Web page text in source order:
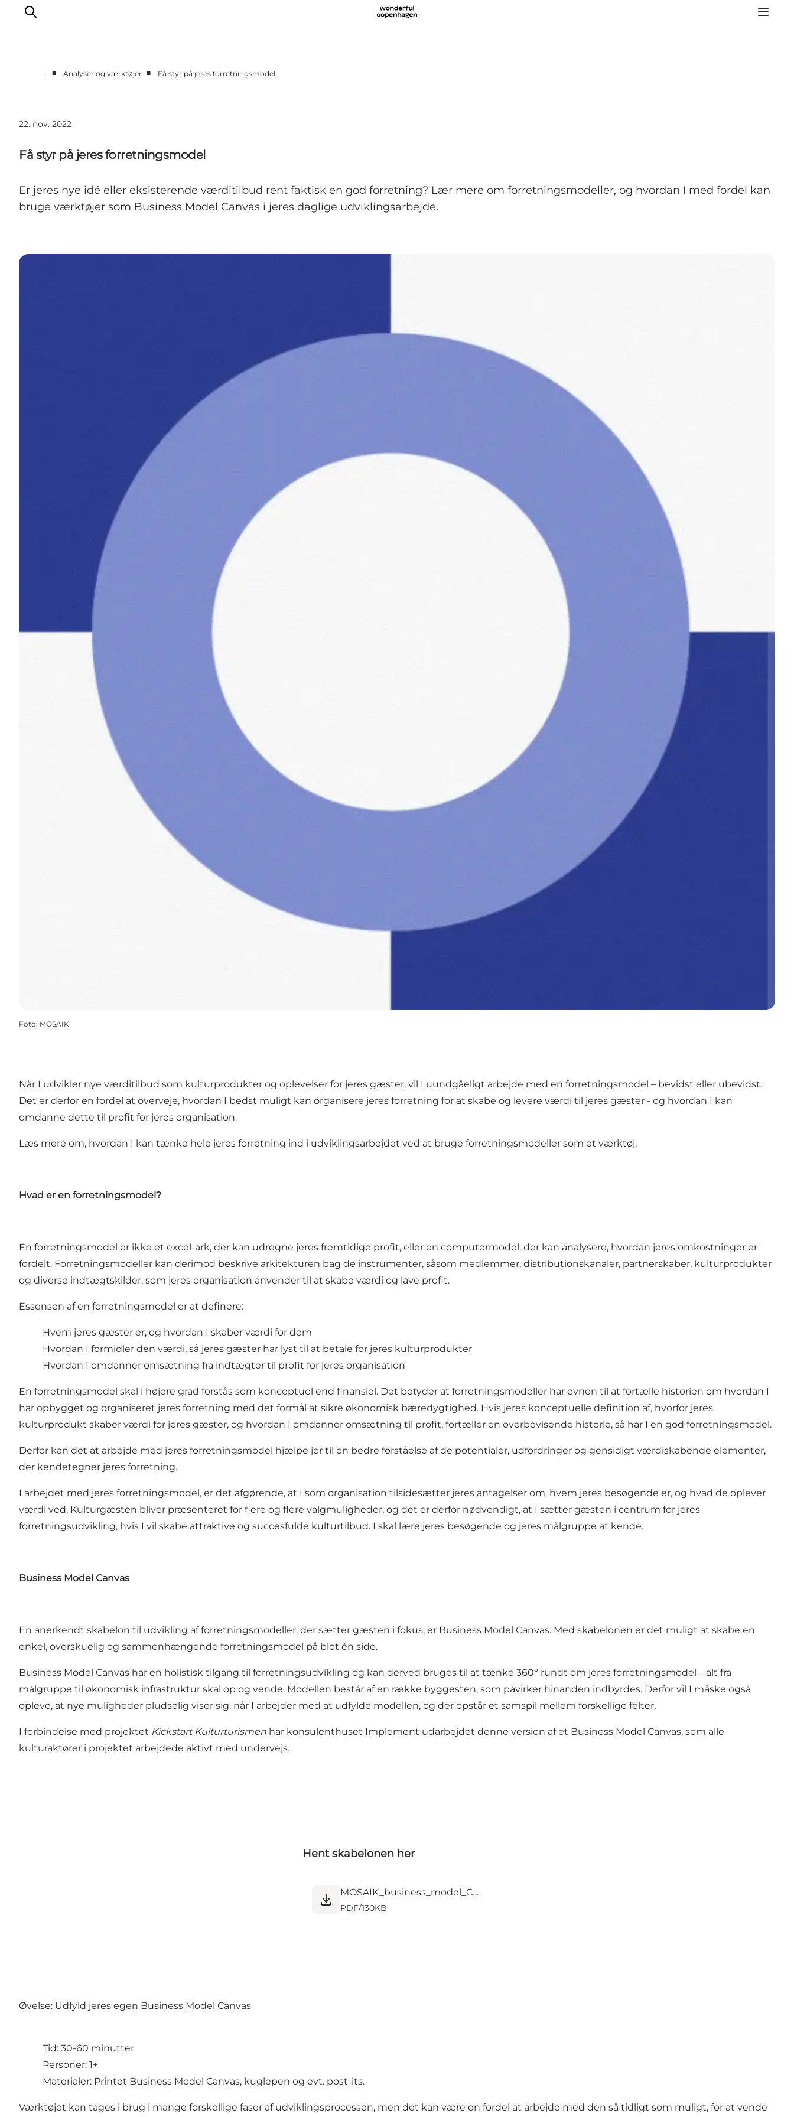
Om Wonderful Copenhagen
… ■ Analyser og værktøjer ■ Få styr på jeres forretningsmodel
22. nov. 2022
Få styr på jeres forretningsmodel
Er jeres nye idé eller eksisterende værditilbud rent faktisk en god forretning? Lær mere om forretningsmodeller, og hvordan I med fordel kan
bruge værktøjer som Business Model Canvas i jeres daglige udviklingsarbejde.
Foto: MOSAIK
Når I udvikler nye værditilbud som kulturprodukter og oplevelser for jeres gæster, vil I uundgåeligt arbejde med en forretningsmodel – bevidst eller ubevidst.
Det er derfor en fordel at overveje, hvordan I bedst muligt kan organisere jeres forretning for at skabe og levere værdi til jeres gæster - og hvordan I kan
omdanne dette til profit for jeres organisation.
Læs mere om, hvordan I kan tænke hele jeres forretning ind i udviklingsarbejdet ved at bruge forretningsmodeller som et værktøj.
Hvad er en forretningsmodel?
En forretningsmodel er ikke et excel-ark, der kan udregne jeres fremtidige profit, eller en computermodel, der kan analysere, hvordan jeres omkostninger er
fordelt. Forretningsmodeller kan derimod beskrive arkitekturen bag de instrumenter, såsom medlemmer, distributionskanaler, partnerskaber, kulturprodukter
og diverse indtægtskilder, som jeres organisation anvender til at skabe værdi og lave profit.
Essensen af en forretningsmodel er at definere:
Hvem jeres gæster er, og hvordan I skaber værdi for dem
Hvordan I formidler den værdi, så jeres gæster har lyst til at betale for jeres kulturprodukter
Hvordan I omdanner omsætning fra indtægter til profit for jeres organisation
En forretningsmodel skal i højere grad forstås som konceptuel end finansiel. Det betyder at forretningsmodeller har evnen til at fortælle historien om hvordan I
har opbygget og organiseret jeres forretning med det formål at sikre økonomisk bæredygtighed. Hvis jeres konceptuelle definition af, hvorfor jeres
kulturprodukt skaber værdi for jeres gæster, og hvordan I omdanner omsætning til profit, fortæller en overbevisende historie, så har I en god forretningsmodel.
Derfor kan det at arbejde med jeres forretningsmodel hjælpe jer til en bedre forståelse af de potentialer, udfordringer og gensidigt værdiskabende elementer,
der kendetegner jeres forretning.
I arbejdet med jeres forretningsmodel, er det afgørende, at I som organisation tilsidesætter jeres antagelser om, hvem jeres besøgende er, og hvad de oplever
værdi ved. Kulturgæsten bliver præsenteret for flere og flere valgmuligheder, og det er derfor nødvendigt, at I sætter gæsten i centrum for jeres
forretningsudvikling, hvis I vil skabe attraktive og succesfulde kulturtilbud. I skal lære jeres besøgende og jeres målgruppe at kende.
Business Model Canvas
En anerkendt skabelon til udvikling af forretningsmodeller, der sætter gæsten i fokus, er Business Model Canvas. Med skabelonen er det muligt at skabe en
enkel, overskuelig og sammenhængende forretningsmodel på blot én side.
Business Model Canvas har en holistisk tilgang til forretningsudvikling og kan derved bruges til at tænke 360º rundt om jeres forretningsmodel – alt fra
målgruppe til økonomisk infrastruktur skal op og vende. Modellen består af en række byggesten, som påvirker hinanden indbyrdes. Derfor vil I måske også
opleve, at nye muligheder pludselig viser sig, når I arbejder med at udfylde modellen, og der opstår et samspil mellem forskellige felter.
I forbindelse med projektet Kickstart Kulturturismen har konsulenthuset Implement udarbejdet denne version af et Business Model Canvas, som alle
kulturaktører i projektet arbejdede aktivt med undervejs.
Hent skabelonen her
MOSAIK_business_model_Canvas_implement.pdf
PDF/130KB
Øvelse: Udfyld jeres egen Business Model Canvas
Tid: 30-60 minutter
Personer: 1+
Materialer: Printet Business Model Canvas, kuglepen og evt. post-its.
Værktøjet kan tages i brug i mange forskellige faser af udviklingsprocessen, men det kan være en fordel at arbejde med den så tidligt som muligt, for at vende